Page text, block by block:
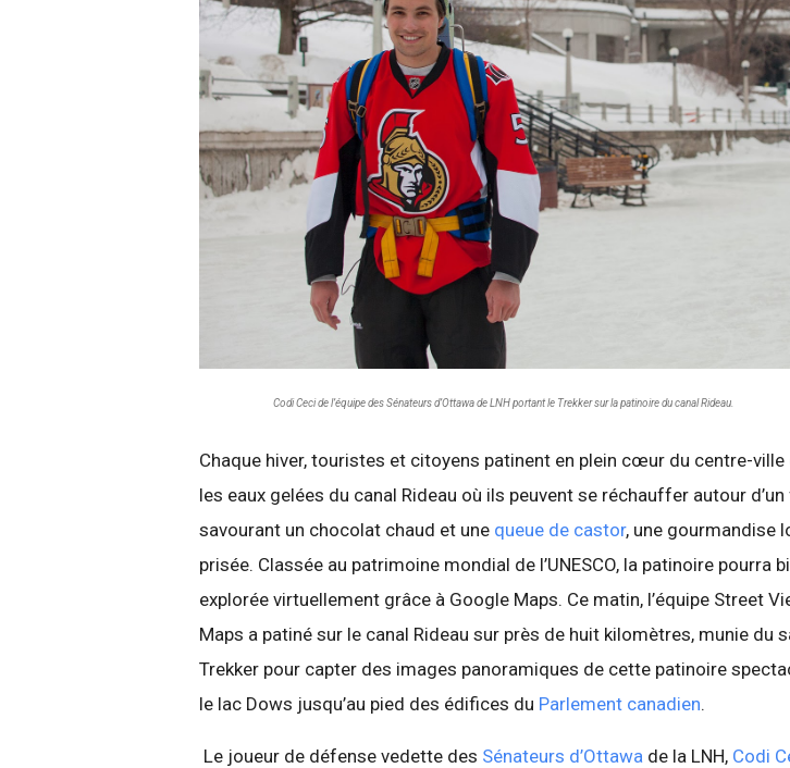
Codi Ceci de l’équipe des Sénateurs d’Ottawa de LNH portant le Trekker sur la patinoire du canal Rideau.
Chaque hiver, touristes et citoyens patinent en plein cœur du centre-ville
les eaux gelées du canal Rideau où ils peuvent se réchauffer autour
savourant un chocolat chaud et une queue de castor, une gourmandise
prisée. Classée au patrimoine mondial de l’UNESCO, la patinoire pourra
explorée virtuellement grâce à Google Maps. Ce matin, l’équipe Street
Maps a patiné sur le canal Rideau sur près de huit kilomètres, munie du
Trekker pour capter des images panoramiques de cette patinoire
le lac Dows jusqu’au pied des édifices du Parlement canadien.
Le joueur de défense vedette des Sénateurs d’Ottawa de la LNH, Codi